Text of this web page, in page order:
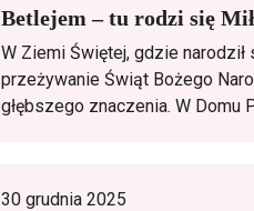
Betlejem – tu rodzi się
W Ziemi Świętej, gdzie
przeżywanie Świąt Bożego
głębszego znaczenia. W Domu
30 grudnia 2025